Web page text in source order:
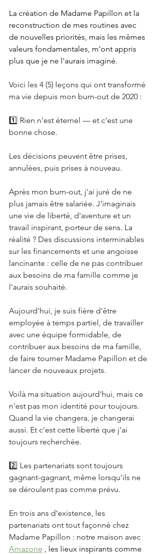
La création de Madame Papillon et la
reconstruction de mes routines avec
de nouvelles priorités, mais les mêmes
valeurs fondamentales, m'ont appris
plus que je ne l'aurais imaginé.
Voici les 4 (5) leçons qui ont transformé
ma vie depuis mon burn-out de 2020 :
1️⃣ Rien n'est éternel — et c'est une
bonne chose.
Les décisions peuvent être prises,
annulées, puis prises à nouveau.
Après mon burn-out, j'ai juré de ne
plus jamais être salariée. J'imaginais
une vie de liberté, d'aventure et un
travail inspirant, porteur de sens. La
réalité ? Des discussions interminables
sur les financements et une angoisse
lancinante : celle de ne pas contribuer
aux besoins de ma famille comme je
l'aurais souhaité.
Aujourd'hui, je suis fière d'être
employée à temps partiel, de travailler
avec une équipe formidable, de
contribuer aux besoins de ma famille,
de faire tourner Madame Papillon et de
lancer de nouveaux projets.
Voilà ma situation aujourd'hui, mais ce
n'est pas mon identité pour toujours.
Quand la vie changera, je changerai
aussi. Et c'est cette liberté que j'ai
toujours recherchée.
2️⃣ Les partenariats sont toujours
gagnant-gagnant, même lorsqu'ils ne
se déroulent pas comme prévu.
En trois ans d'existence, les
partenariats ont tout façonné chez
Madame Papillon : notre maison avec
Amazone , les lieux inspirants comme